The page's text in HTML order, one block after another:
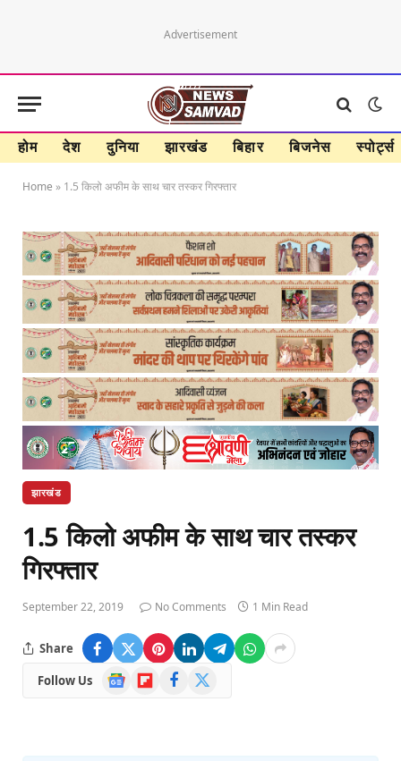
Advertisement
होम देश दुनिया झारखंड बिहार बिजनेस स्पोर्ट्स
Home » 1.5 किलो अफीम के साथ चार तस्कर गिरफ्तार
झारखंड
1.5 किलो अफीम के साथ चार तस्कर
गिरफ्तार
September 22, 2019 No Comments 1 Min Read
Share
Follow Us
Google
News
FlipboardFacebook